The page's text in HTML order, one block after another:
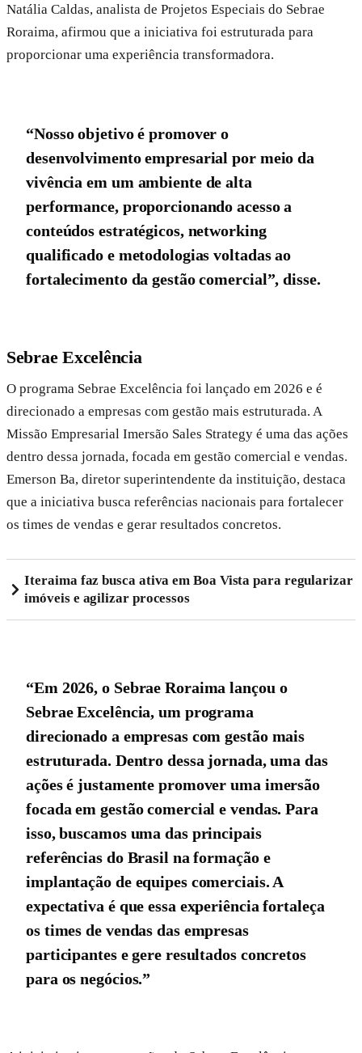
Natália Caldas, analista de Projetos Especiais do Sebrae
Roraima, afirmou que a iniciativa foi estruturada para
proporcionar uma experiência transformadora.
“Nosso objetivo é promover o
desenvolvimento empresarial por meio da
vivência em um ambiente de alta
performance, proporcionando acesso a
conteúdos estratégicos, networking
qualificado e metodologias voltadas ao
fortalecimento da gestão comercial”, disse.
Sebrae Excelência
O programa Sebrae Excelência foi lançado em 2026 e é
direcionado a empresas com gestão mais estruturada. A
Missão Empresarial Imersão Sales Strategy é uma das ações
dentro dessa jornada, focada em gestão comercial e vendas.
Emerson Ba, diretor superintendente da instituição, destaca
que a iniciativa busca referências nacionais para fortalecer
os times de vendas e gerar resultados concretos.
Iteraima faz busca ativa em Boa Vista para regularizar
imóveis e agilizar processos
“Em 2026, o Sebrae Roraima lançou o
Sebrae Excelência, um programa
direcionado a empresas com gestão mais
estruturada. Dentro dessa jornada, uma das
ações é justamente promover uma imersão
focada em gestão comercial e vendas. Para
isso, buscamos uma das principais
referências do Brasil na formação e
implantação de equipes comerciais. A
expectativa é que essa experiência fortaleça
os times de vendas das empresas
participantes e gere resultados concretos
para os negócios.”